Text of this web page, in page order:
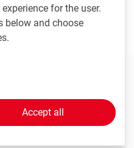
.
for the user.
below and choose
Accept all